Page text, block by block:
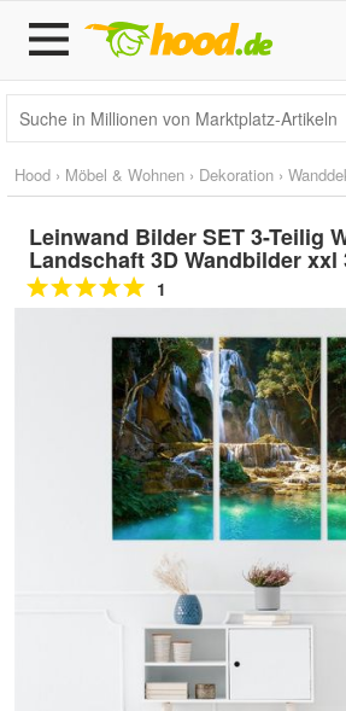
Hood › Möbel & Wohnen › Dekoration ›
Leinwand Bilder SET 3-Teilig
Landschaft 3D Wandbilder xxl
1